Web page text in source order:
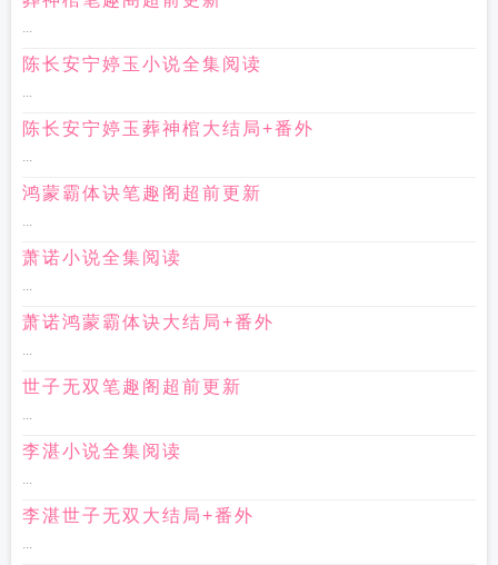
...
陈长安宁婷玉小说全集阅读
...
陈长安宁婷玉葬神棺大结局+番外
...
鸿蒙霸体诀笔趣阁超前更新
...
萧诺小说全集阅读
...
萧诺鸿蒙霸体诀大结局+番外
...
世子无双笔趣阁超前更新
...
李湛小说全集阅读
...
李湛世子无双大结局+番外
...